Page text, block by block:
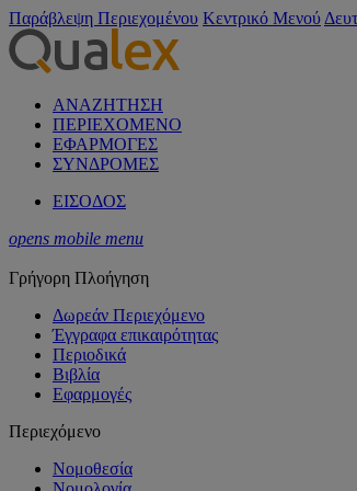
Παράβλεψη Περιεχομένου Κεντρικό Μενού
ΑΝΑΖΗΤΗΣΗ
ΠΕΡΙΕΧΟΜΕΝΟ
ΕΦΑΡΜΟΓΕΣ
ΣΥΝΔΡΟΜΕΣ
ΕΙΣΟΔΟΣ
opens mobile menu
Γρήγορη Πλοήγηση
Δωρεάν Περιεχόμενο
Έγγραφα επικαιρότητας
Περιοδικά
Βιβλία
Εφαρμογές
Περιεχόμενο
Νομοθεσία